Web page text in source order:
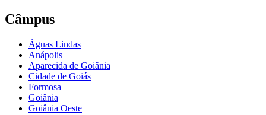
Câmpus
Águas Lindas
Anápolis
Aparecida de Goiânia
Cidade de Goiás
Formosa
Goiânia
Goiânia Oeste